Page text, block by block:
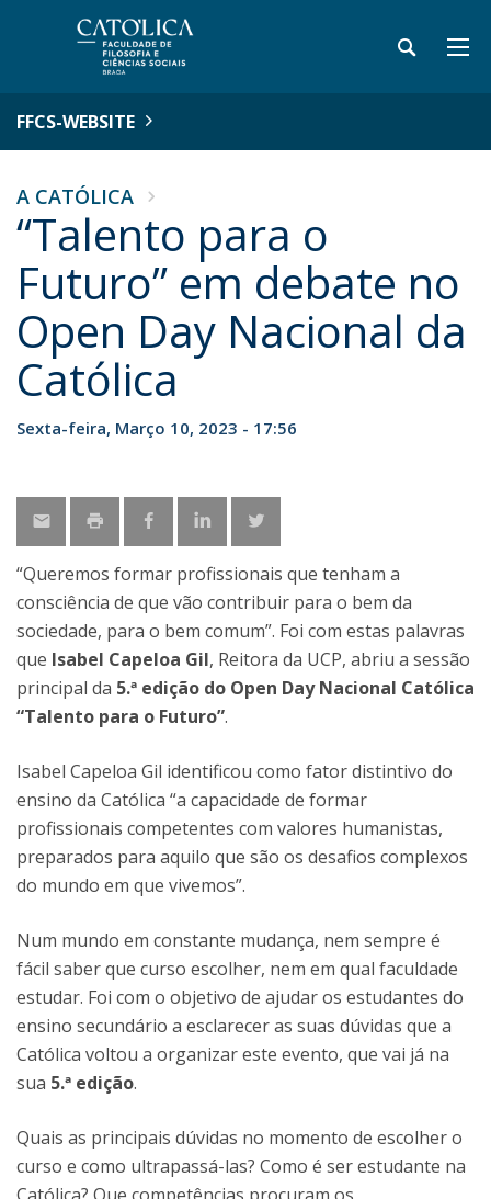
FFCS-WEBSITE
A CATÓLICA
“Talento para o
Futuro” em debate no
Open Day Nacional da
Católica
Sexta-feira, Março 10, 2023 - 17:56
“Queremos formar profissionais que tenham a
consciência de que vão contribuir para o bem da
sociedade, para o bem comum”. Foi com estas palavras
que Isabel Capeloa Gil, Reitora da UCP, abriu a sessão
principal da 5.ª edição do Open Day Nacional Católica
“Talento para o Futuro”.
Isabel Capeloa Gil identificou como fator distintivo do
ensino da Católica “a capacidade de formar
profissionais competentes com valores humanistas,
preparados para aquilo que são os desafios complexos
do mundo em que vivemos”.
Num mundo em constante mudança, nem sempre é
fácil saber que curso escolher, nem em qual faculdade
estudar. Foi com o objetivo de ajudar os estudantes do
ensino secundário a esclarecer as suas dúvidas que a
Católica voltou a organizar este evento, que vai já na
sua 5.ª edição.
Quais as principais dúvidas no momento de escolher o
curso e como ultrapassá-las? Como é ser estudante na